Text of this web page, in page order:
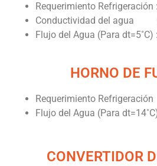
Requerimiento Refrigeración
Conductividad del agua
Flujo del Agua (Para dt=5˚C)
HORNO DE
Requerimiento
Flujo del Agua (Para
CONVERTIDOR